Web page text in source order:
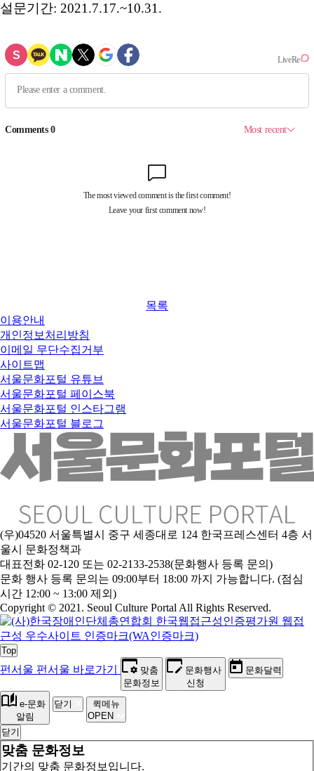
설문기간: 2021.7.17.~10.31.
목록
이용안내
개인정보처리방침
이메일 무단수집거부
사이트맵
서울문화포털 유튜브
서울문화포털 페이스북
서울문화포털 인스타그램
서울문화포털 블로그
(우)04520 서울특별시 중구 세종대로 124 한국프레스센터 4층 서
울시 문화정책과
대표전화 02-120 또는 02-2133-2538(문화행사 등록 문의)
문화 행사 등록 문의는 09:00부터 18:00 까지 가능합니다. (점심
시간 12:00 ~ 13:00 제외)
Copyright © 2021. Seoul Culture Portal All Rights Reserved.
Top
펀서울 펀서울 바로가기
맞춤
문화정보
문화행사
신청
문화달력
e-문화
알림
닫기
퀵메뉴
OPEN
닫기
맞춤 문화정보
기간의 맞춤 문화정보입니다.